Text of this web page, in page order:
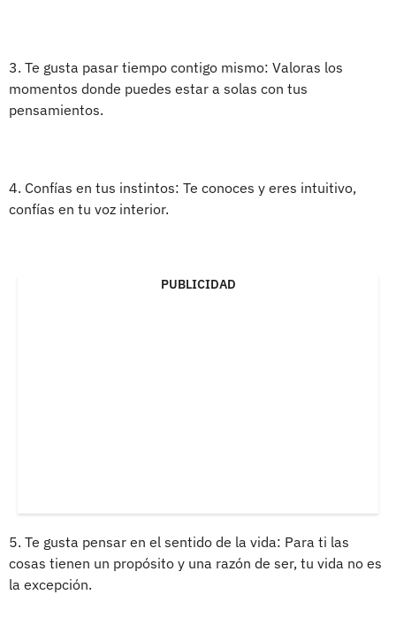
3. Te gusta pasar tiempo contigo mismo: Valoras los
momentos donde puedes estar a solas con tus
pensamientos.
4. Confías en tus instintos: Te conoces y eres intuitivo,
confías en tu voz interior.
PUBLICIDAD
5. Te gusta pensar en el sentido de la vida: Para ti las
cosas tienen un propósito y una razón de ser, tu vida no es
la excepción.